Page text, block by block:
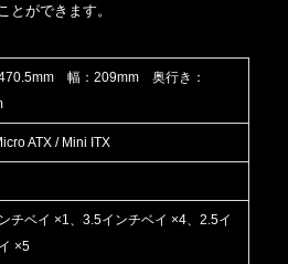
とができます。
幅：209mm 奥行き：
ATX / Mini ITX
チベイ ×1、3.5インチベイ ×4、2.5イ
×5